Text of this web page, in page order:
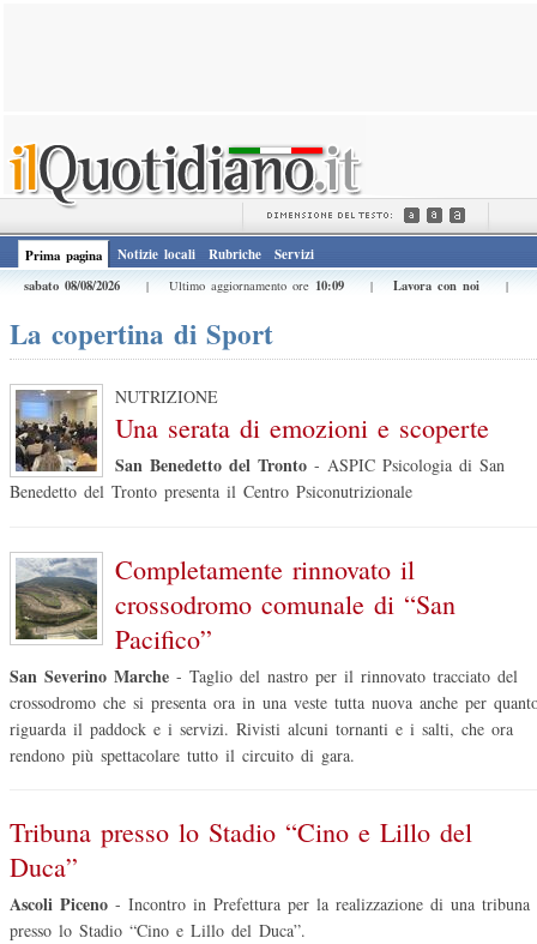
Prima pagina Notizie locali Rubriche
Servizi
sabato 08/08/2026
| Ultimo aggiornamento ore 10:09 | Lavora con noi |
La copertina di Sport
NUTRIZIONE
Una serata di emozioni e scoperte
San Benedetto del Tronto - ASPIC Psicologia di San
Benedetto del Tronto presenta il Centro Psiconutrizionale
Completamente rinnovato il
crossodromo comunale di “San
Pacifico”
San Severino Marche - Taglio del nastro per il rinnovato tracciato del
crossodromo che si presenta ora in una veste tutta nuova anche per
riguarda il paddock e i servizi. Rivisti alcuni tornanti e i salti, che ora
rendono più spettacolare tutto il circuito di gara.
Tribuna presso lo Stadio “Cino e Lillo del
Duca”
Ascoli Piceno - Incontro in Prefettura per la realizzazione di una tribuna
presso lo Stadio “Cino e Lillo del Duca”.